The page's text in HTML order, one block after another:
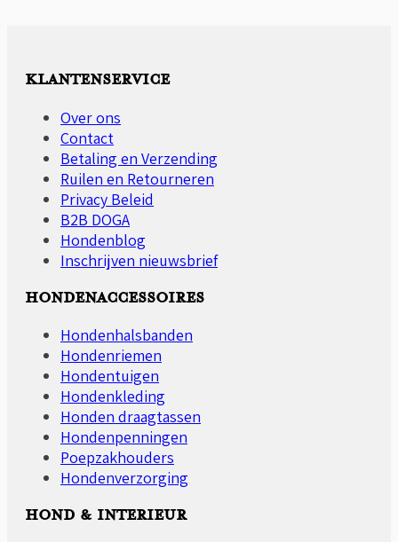
optie
kan
op
de
productpagina
KLANTENSERVICE
Over ons
Contact
Betaling en Verzending
Ruilen en Retourneren
Privacy Beleid
B2B DOGA
Hondenblog
Inschrijven nieuwsbrief
HONDENACCESSOIRES
Hondenhalsbanden
Hondenriemen
Hondentuigen
Hondenkleding
Honden draagtassen
Hondenpenningen
Poepzakhouders
Hondenverzorging
HOND & INTERIEUR